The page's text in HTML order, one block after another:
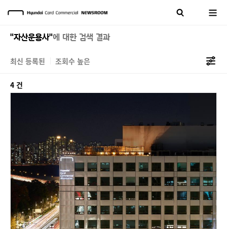
"자산운용사"에 대한 검색 결과
최신 등록된 조회수 높은
4 건